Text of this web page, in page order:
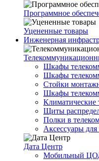
Программное
Уцененные товары
Инженерная
Шкафы
Шкафы
Стойки
Шкафы
Щиты
Полки в
Аксессуары
Дата Центр
Мобильный